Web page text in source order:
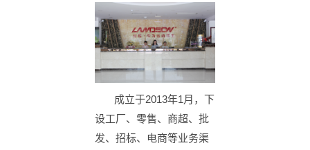
成立于2013年1月，下
设工厂、零售、商超、批
发、招标、电商等业务渠